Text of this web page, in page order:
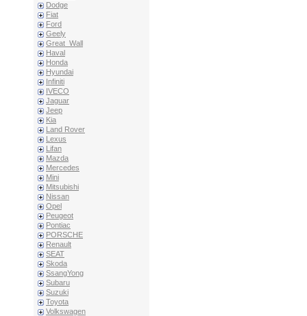
Dodge
Fiat
Ford
Geely
Great_Wall
Haval
Honda
Hyundai
Infiniti
IVECO
Jaguar
Jeep
Kia
Land Rover
Lexus
Lifan
Mazda
Mercedes
Mini
Mitsubishi
Nissan
Opel
Peugeot
Pontiac
PORSCHE
Renault
SEAT
Skoda
SsangYong
Subaru
Suzuki
Toyota
Volkswagen